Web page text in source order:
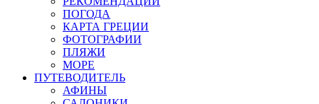
ПОГОДА
КАРТА ГРЕЦИИ
ФОТОГРАФИИ
ПЛЯЖИ
МОРЕ
ПУТЕВОДИТЕЛЬ
АФИНЫ